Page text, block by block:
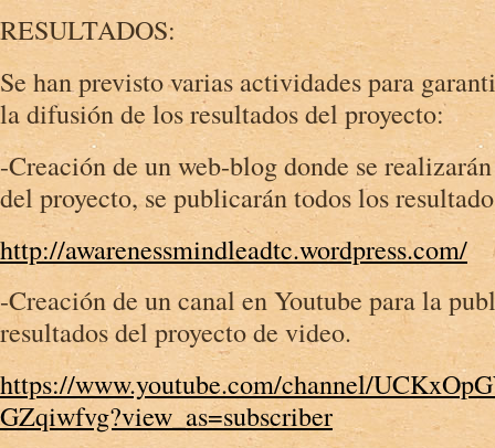
RESULTADOS:
Se han previsto varias actividades para
la difusión de los resultados del proyecto:
-Creación de un web-blog donde se
del proyecto, se publicarán todos los
http://awarenessmindleadtc.wordpress.com/
-Creación de un canal en Youtube para la
resultados del proyecto de video.
https://www.youtube.com/channel/
GZqiwfvg?view_as=subscriber